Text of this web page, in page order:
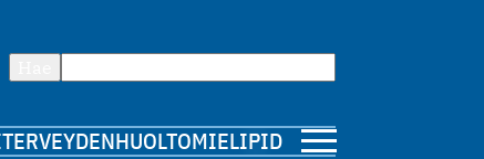
TERVEYDENHUOLTOMIELIPIDE